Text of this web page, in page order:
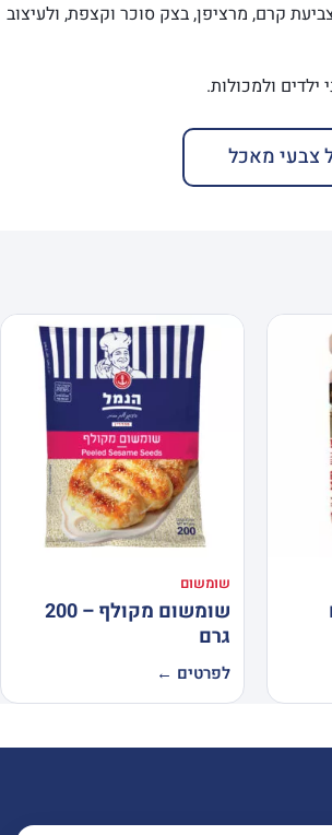
קרם, מרציפן, בצק סוכר וקצפת, ולעיצוב
צבעי מאכל
שומשום
שומשום מקולף – 200
גרם
לפרטים ←